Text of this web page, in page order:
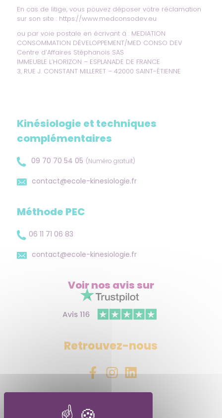
En cas de litige, vous pouvez déposer votre réclamation
sur son site : https://www.medconsodev.eu
ou par voie postale en écrivant à : MEDIATION
CONSOMMATION DÉVELOPPEMENT/MED CONSO DEV
Centre d’Affaires Stéphanois SAS
IMMEUBLE L’HORIZON – ESPLANADE DE FRANCE
3, RUE J. CONSTANT MILLERET – 42000 SAINT-ÉTIENNE
Kinésiologie et techniques
complémentaires
09 70 70 54 05 (Numéro gratuit)
contact@ecole-kinesiologie.fr
Méthode PEC
06 11 71 06 83
contact@ecole-kinesiologie.fr
Voir nos avissur
Retrouvez-nous